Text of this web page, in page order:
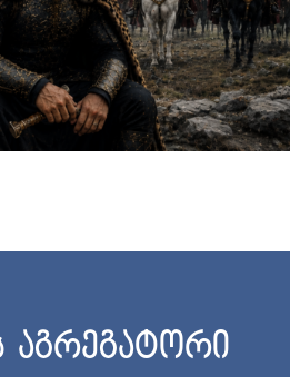
აგრეგატორი